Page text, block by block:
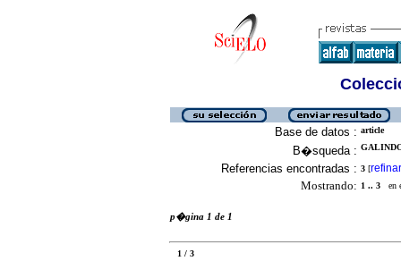
Base de datos : article
B�squeda :
Referencias encontradas : 3 [refinar
Mostrando: 1 .. 3 en
p�gina 1 de 1
1 / 3